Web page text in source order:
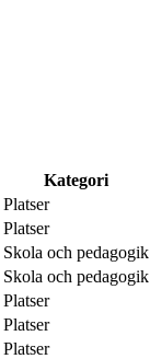
Kategori
Platser
Platser
Skola och pedagogik
Skola och pedagogik
Platser
Platser
Platser